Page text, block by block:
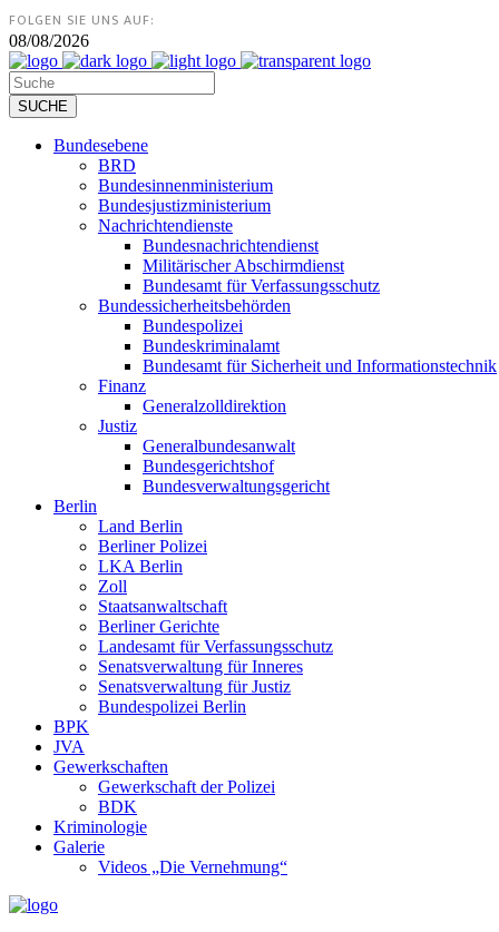
FOLGEN SIE UNS AUF:
08/08/2026
Bundesebene
BRD
Bundesinnenministerium
Bundesjustizministerium
Nachrichtendienste
Bundesnachrichtendienst
Militärischer Abschirmdienst
Bundesamt für Verfassungsschutz
Bundessicherheitsbehörden
Bundespolizei
Bundeskriminalamt
Bundesamt für Sicherheit und Informationstechnik
Finanz
Generalzolldirektion
Justiz
Generalbundesanwalt
Bundesgerichtshof
Bundesverwaltungsgericht
Berlin
Land Berlin
Berliner Polizei
LKA Berlin
Zoll
Staatsanwaltschaft
Berliner Gerichte
Landesamt für Verfassungsschutz
Senatsverwaltung für Inneres
Senatsverwaltung für Justiz
Bundespolizei Berlin
BPK
JVA
Gewerkschaften
Gewerkschaft der Polizei
BDK
Kriminologie
Galerie
Videos „Die Vernehmung“